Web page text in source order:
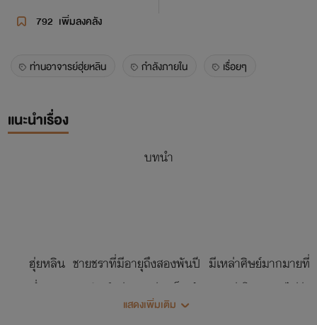
792 เพิ่มลงคลัง
ท่านอาจารย์ฮุ่ยหลิน กำลังภายใน เรื่อยๆ
แนะนำเรื่อง
บทนำ
ฮุ่ยหลิน ชายชราที่มีอายุถึงสองพันปี มีเหล่าศิษย์มากมายที่
เขาพร่ำสอน ศิษย์แต่ละคนต่างเป็นตำนานแห่งโลก ไม่ว่า
จักรพรรดิฟ้าฉินเทียน ที่ถูกซื้อมาจากร้านค้าทาส มหามังกรเพลิ
แสดงเพิ่มเติม